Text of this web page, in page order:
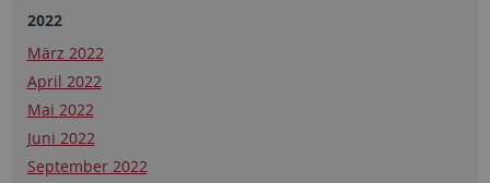
2022
März 2022
April 2022
Mai 2022
Juni 2022
September 2022